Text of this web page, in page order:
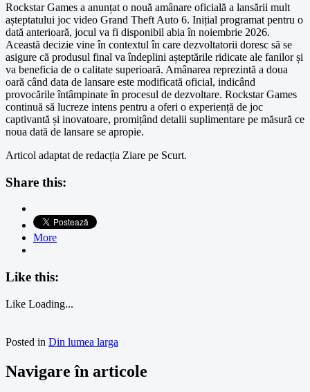
Rockstar Games a anunțat o nouă amânare oficială a lansării mult
așteptatului joc video Grand Theft Auto 6. Inițial programat pentru o
dată anterioară, jocul va fi disponibil abia în noiembrie 2026.
Această decizie vine în contextul în care dezvoltatorii doresc să se
asigure că produsul final va îndeplini așteptările ridicate ale fanilor și
va beneficia de o calitate superioară. Amânarea reprezintă a doua
oară când data de lansare este modificată oficial, indicând
provocările întâmpinate în procesul de dezvoltare. Rockstar Games
continuă să lucreze intens pentru a oferi o experiență de joc
captivantă și inovatoare, promițând detalii suplimentare pe măsură ce
noua dată de lansare se apropie.
Articol adaptat de redacția Ziare pe Scurt.
Share this:
More
Like this:
Like Loading...
Posted in Din lumea larga
Navigare în articole